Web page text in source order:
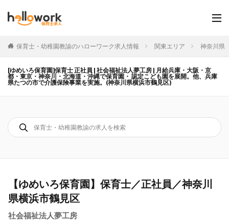
保育士・幼稚園教諭のハローワーク求人情報 関東エリア 神奈川県
[ゆめいろ保育園]保育士 正社員 | 社会福祉法人夢工房 | 月給兵庫・大阪・京
都・東京・神奈川・北海道・沖縄で保育園・ 認定こども園を展開。他、兵庫
県たつの市で介護保険事業を実施。(神奈川県横浜市鶴見区)
【ゆめいろ保育園】保育士／正社員／神奈川
県横浜市鶴見区
社会福祉法人夢工房